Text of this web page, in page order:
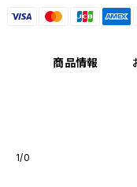
商品情報
1/0